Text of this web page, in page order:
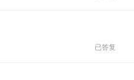
已答复